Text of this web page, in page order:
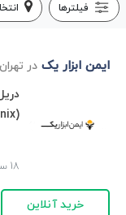
فیلترها
ایمن ابزار یک در تهران
(Ronix) مدل 2736
18 ساعت پیش
خرید آنلاین